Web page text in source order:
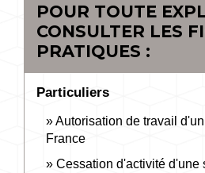
POUR TOUTE
CONSULTER LES
PRATIQUES :
Particuliers
Autorisation de travail
France
Cessation d'activité d'une